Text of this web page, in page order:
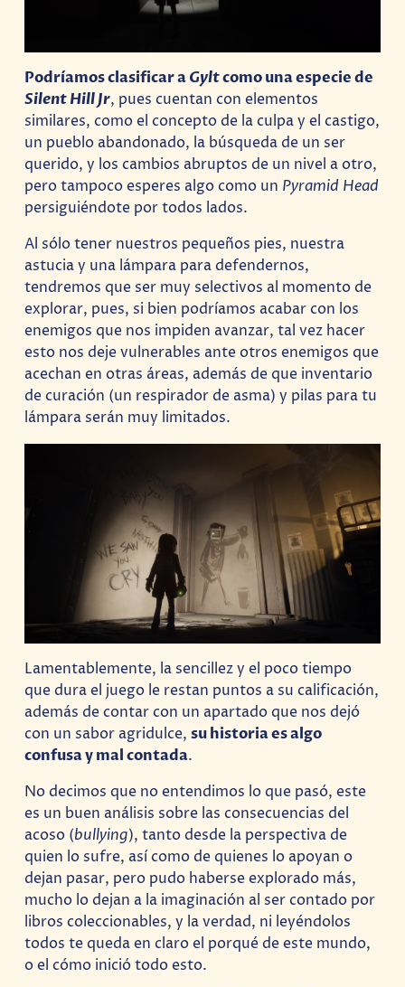
Podríamos clasificar aGyltcomo una especie de
Silent Hill Jr, pues cuentan con elementos
similares, como el concepto de la culpa y el castigo,
un pueblo abandonado, la búsqueda de un ser
querido, y los cambios abruptos de un nivel a otro,
pero tampoco esperes algo como un Pyramid Head
persiguiéndote por todos lados.
Al sólo tener nuestros pequeños pies, nuestra
astucia y una lámpara para defendernos,
tendremos que ser muy selectivos al momento de
explorar, pues, si bien podríamos acabar con los
enemigos que nos impiden avanzar, tal vez hacer
esto nos deje vulnerables ante otros enemigos que
acechan en otras áreas, además de que inventario
de curación (un respirador de asma) y pilas para tu
lámpara serán muy limitados.
Lamentablemente, la sencillez y el poco tiempo
que dura el juego le restan puntos a su calificación,
además de contar con un apartado que nos dejó
con un sabor agridulce,su historia es algo
confusa y mal contada.
No decimos que no entendimos lo que pasó, este
es un buen análisis sobre las consecuencias del
acoso (bullying), tanto desde la perspectiva de
quien lo sufre, así como de quienes lo apoyan o
dejan pasar, pero pudo haberse explorado más,
mucho lo dejan a la imaginación al ser contado por
libros coleccionables, y la verdad, ni leyéndolos
todos te queda en claro el porqué de este mundo,
o el cómo inició todo esto.